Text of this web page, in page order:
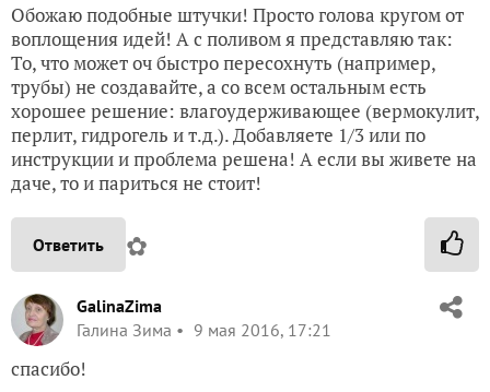
Обожаю подобные штучки! Просто голова кругом от
воплощения идей! А с поливом я представляю так:
То, что может оч быстро пересохнуть (например,
трубы) не создавайте, а со всем остальным есть
хорошее решение: влагоудерживающее (вермокулит,
перлит, гидрогель и т.д.). Добавляете 1/3 или по
инструкции и проблема решена! А если вы живете на
даче, то и париться не стоит!
Ответить ✿
GalinaZima
Галина Зима
9 мая 2016, 17:21
спасибо!